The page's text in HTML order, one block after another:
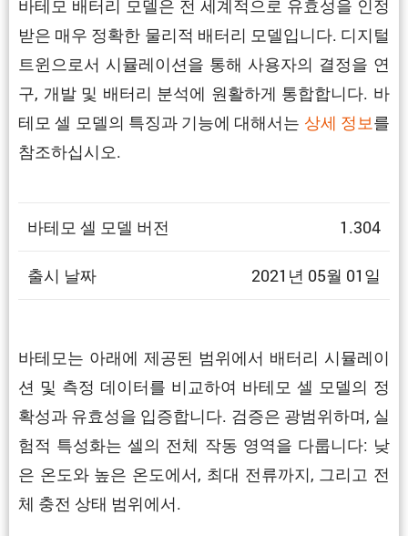
바테모 배터리 모델은 전 세계적으로 유효성을 인정
받은 매우 정확한 물리적 배터리 모델입니다. 디지털
트윈으로서 시뮬레이션을 통해 사용자의 결정을 연
구, 개발 및 배터리 분석에 원활하게 통합합니다. 바
테모 셀 모델의 특징과 기능에 대해서는 상세 정보를
참조하십시오.
바테모 셀 모델 버전 1.304
출시 날짜 2021년 05월 01일
바테모는 아래에 제공된 범위에서 배터리 시뮬레이
션 및 측정 데이터를 비교하여 바테모 셀 모델의 정
확성과 유효성을 입증합니다. 검증은 광범위하며, 실
험적 특성화는 셀의 전체 작동 영역을 다룹니다: 낮
은 온도와 높은 온도에서, 최대 전류까지, 그리고 전
체 충전 상태 범위에서.